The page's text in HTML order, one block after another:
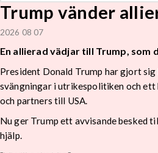
Trump vänder
2026 08 07
En allierad vädjar till Trump, som
President Donald Trump har gjort sig
svängningar i utrikespolitiken och
och partners till USA.
Nu ger Trump ett avvisande besked
hjälp.